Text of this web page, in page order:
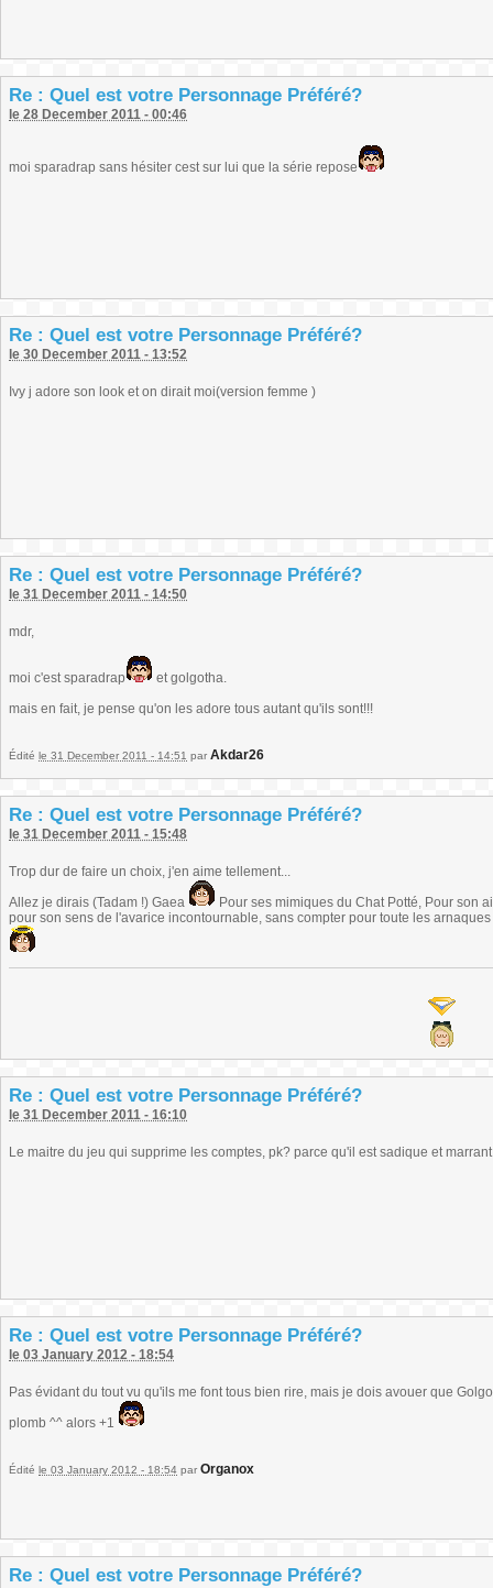
Re : Quel est votre Personnage Préféré?
le 28 December 2011 - 00:46
moi sparadrap sans hésiter cest sur lui que la série repose
Re : Quel est votre Personnage Préféré?
le 30 December 2011 - 13:52
Ivy j adore son look et on dirait moi(version femme )
Re : Quel est votre Personnage Préféré?
le 31 December 2011 - 14:50
mdr,
moi c'est sparadrap
et golgotha.
mais en fait, je pense qu'on les adore tous autant qu'ils sont!!!
Édité le 31 December 2011 - 14:51 par Akdar26
Re : Quel est votre Personnage Préféré?
le 31 December 2011 - 15:48
Trop dur de faire un choix, j'en aime tellement...
Allez je dirais (Tadam !) Gaea
Pour ses mimiques du Chat Potté, Pour son
pour son sens de l'avarice incontournable, sans compter pour toute les
Re : Quel est votre Personnage Préféré?
le 31 December 2011 - 16:10
Le maitre du jeu qui supprime les comptes, pk? parce qu'il est sadique et
Re : Quel est votre Personnage Préféré?
le 03 January 2012 - 18:54
Pas évidant du tout vu qu'ils me font tous bien rire, mais je dois avouer que
plomb ^^ alors +1
Édité le 03 January 2012 - 18:54 par Organox
Re : Quel est votre Personnage Préféré?